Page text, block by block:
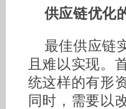
供应链优化
最佳供应链
且难以实现。
统这样的有形
同时，需要以